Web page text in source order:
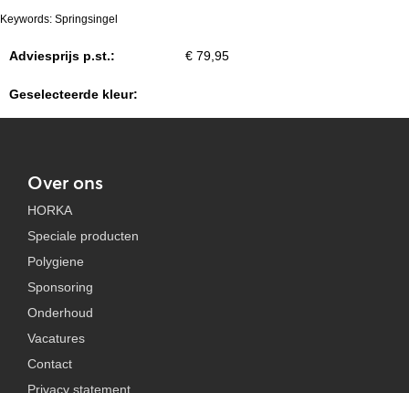
Keywords: Springsingel
Adviesprijs p.st.: € 79,95
Geselecteerde kleur:
Over ons
HORKA
Speciale producten
Polygiene
Sponsoring
Onderhoud
Vacatures
Contact
Privacy statement